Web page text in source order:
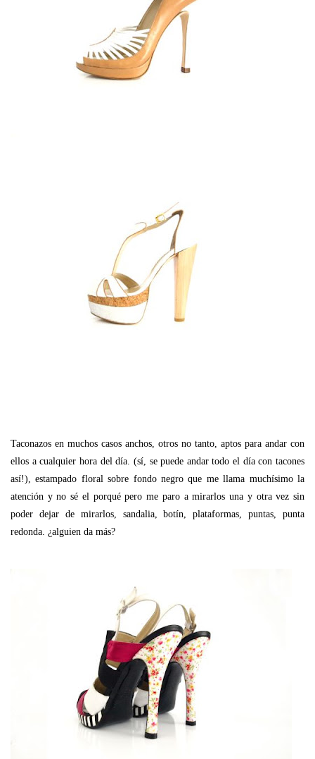
Taconazos en muchos casos anchos, otros no tanto, aptos para andar con
ellos a cualquier hora del día. (sí, se puede andar todo el día con tacones
así!), estampado floral sobre fondo negro que me llama muchísimo la
atención y no sé el porqué pero me paro a mirarlos una y otra vez sin
poder dejar de mirarlos, sandalia, botín, plataformas, puntas, punta
redonda. ¿alguien da más?